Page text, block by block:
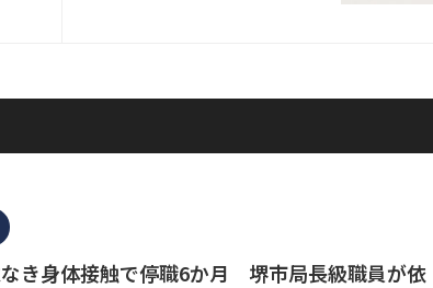
なき身体接触で停職6か月 堺市局長級職員が依